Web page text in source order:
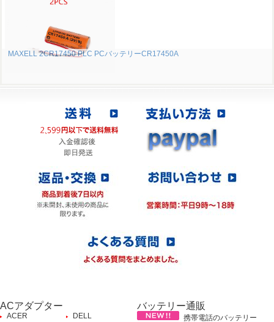
MAXELL 2CR17450 PLC PCバッテリーCR17450A
ACアダプター
ACER DELL
バッテリー通販
携帯電話のバッテリー